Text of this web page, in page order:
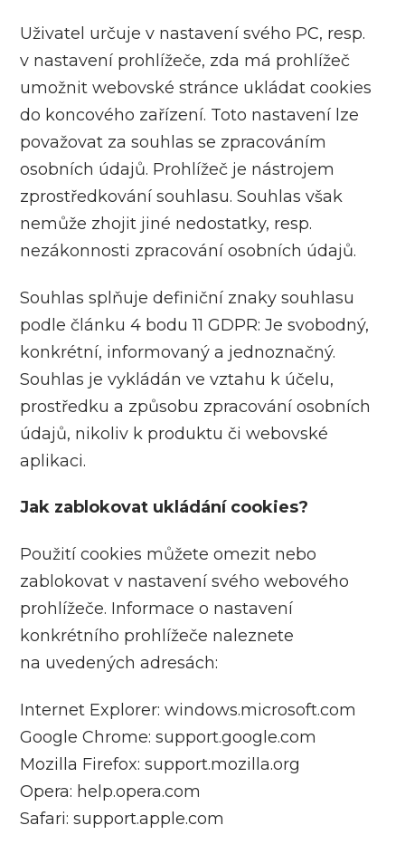
Uživatel určuje v nastavení svého PC, resp.
v nastavení prohlížeče, zda má prohlížeč
umožnit webovské stránce ukládat cookies
do koncového zařízení. Toto nastavení lze
považovat za souhlas se zpracováním
osobních údajů. Prohlížeč je nástrojem
zprostředkování souhlasu. Souhlas však
nemůže zhojit jiné nedostatky, resp.
nezákonnosti zpracování osobních údajů.
Souhlas splňuje definiční znaky souhlasu
podle článku 4 bodu 11 GDPR: Je svobodný,
konkrétní, informovaný a jednoznačný.
Souhlas je vykládán ve vztahu k účelu,
prostředku a způsobu zpracování osobních
údajů, nikoliv k produktu či webovské
aplikaci.
Jak zablokovat ukládání cookies?
Použití cookies můžete omezit nebo
zablokovat v nastavení svého webového
prohlížeče. Informace o nastavení
konkrétního prohlížeče naleznete
na uvedených adresách:
Internet Explorer: windows.microsoft.com
Google Chrome: support.google.com
Mozilla Firefox: support.mozilla.org
Opera: help.opera.com
Safari: support.apple.com